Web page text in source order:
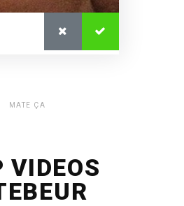
MATE ÇA
VIDEOS